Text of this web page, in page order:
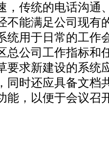
传统的电话沟通
不能满足公司现有
统用于日常的工作
总公司工作指标和
要求新建设的系统
同时还应具备文档
能，以便于会议召